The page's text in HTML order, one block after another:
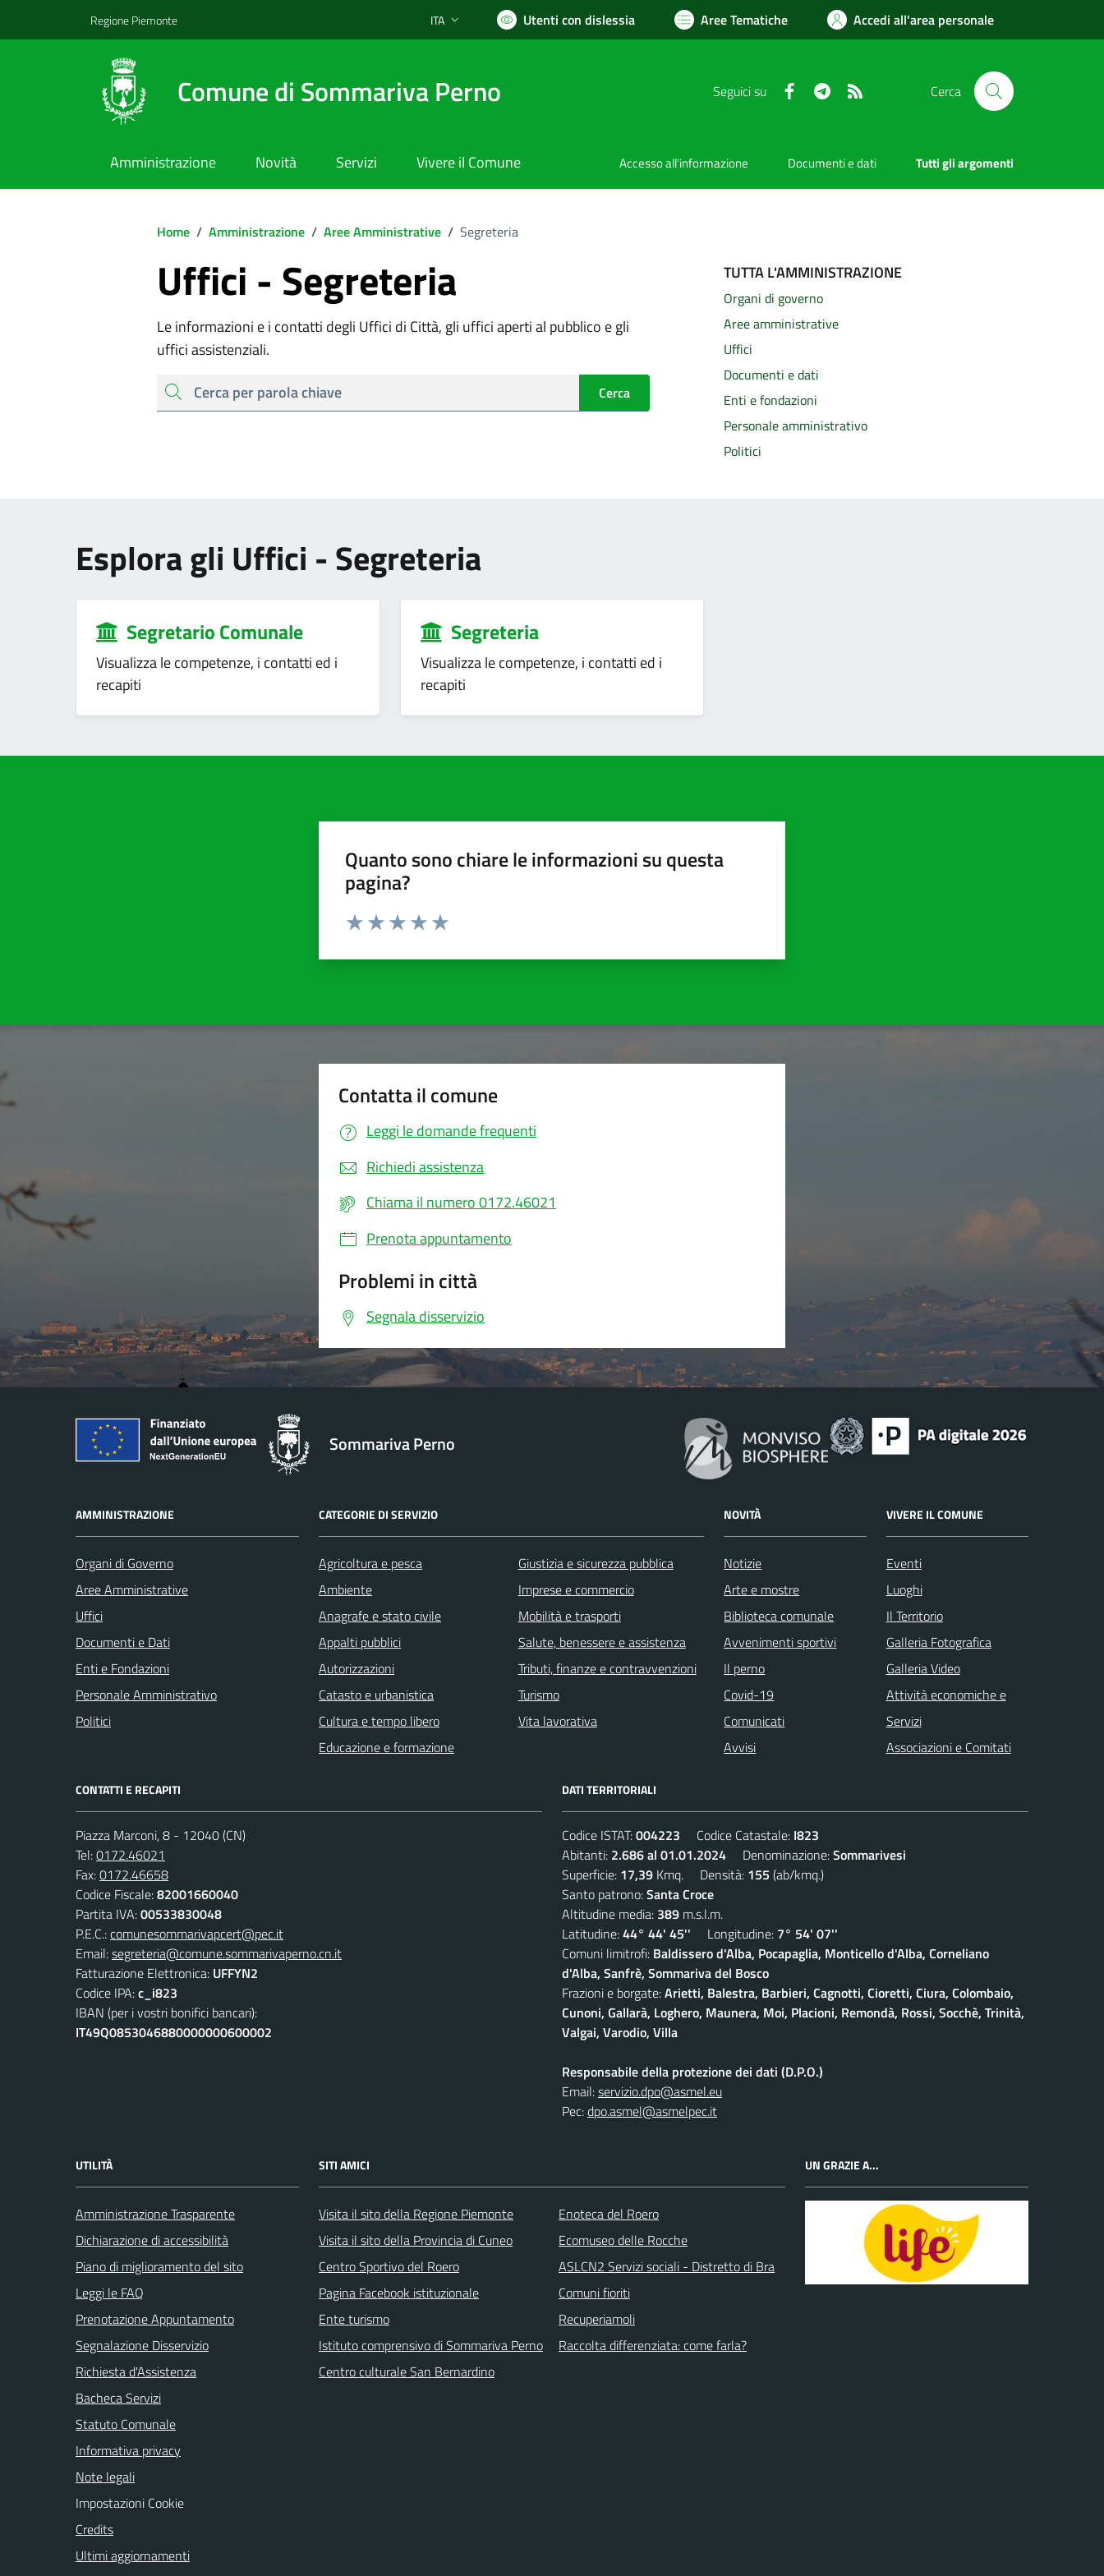
Regione Piemonte Lingua attiva:
ITA Utenti con dislessia Aree Tematiche Accedi all'area personale
Comune di Sommariva Perno Seguici su FacebookTelegram Cerca
Amministrazione Novità Servizi Vivere il Comune Accesso all'informazione Documenti e dati Tutti gli argomenti
Home / Amministrazione / Aree Amministrative / Segreteria
Uffici - Segreteria
Le informazioni e i contatti degli Uffici di Città, gli uffici aperti al pubblico e gli
uffici assistenziali.
cerca Cerca
TUTTA L'AMMINISTRAZIONE
Organi di governo
Aree amministrative
Uffici
Documenti e dati
Enti e fondazioni
Personale amministrativo
Politici
Esplora gli Uffici - Segreteria
Segretario Comunale
Visualizza le competenze, i contatti ed i
recapiti
Segreteria
Visualizza le competenze, i contatti ed i
recapiti
Quanto sono chiare le informazioni su questa
pagina?
Valuta da 1 a 5 stelle la pagina
Contatta il comune
Leggi le domande frequenti
Richiedi assistenza
Chiama il numero 0172.46021
Prenota appuntamento
Problemi in città
Segnala disservizio
Sommariva Perno
AMMINISTRAZIONE
Organi di Governo
Aree Amministrative
Uffici
Documenti e Dati
Enti e Fondazioni
Personale Amministrativo
Politici
CATEGORIE DI SERVIZIO
Agricoltura e pesca
Ambiente
Anagrafe e stato civile
Appalti pubblici
Autorizzazioni
Catasto e urbanistica
Cultura e tempo libero
Educazione e formazione
Giustizia e sicurezza pubblica
Imprese e commercio
Mobilità e trasporti
Salute, benessere e assistenza
Tributi, finanze e contravvenzioni
Turismo
Vita lavorativa
NOVITÀ
Notizie
Arte e mostre
Biblioteca comunale
Avvenimenti sportivi
Il perno
Covid-19
Comunicati
Avvisi
VIVERE IL COMUNE
Eventi
Luoghi
Il Territorio
Galleria Fotografica
Galleria Video
Attività economiche e
Servizi
Associazioni e Comitati
CONTATTI E RECAPITI
Piazza Marconi, 8 - 12040 (CN)
Tel:0172.46021
Fax:0172.46658
Codice Fiscale:82001660040
Partita IVA:00533830048
P.E.C.:comunesommarivapcert@pec.it
Email:segreteria@comune.sommarivaperno.cn.it
Fatturazione Elettronica: UFFYN2
Codice IPA:c_i823
IBAN (per i vostri bonifici bancari):
IT49Q0853046880000000600002
DATI TERRITORIALI
Codice ISTAT:004223 Codice Catastale: I823
Abitanti: 2.686 al 01.01.2024 Denominazione:Sommarivesi
Superficie: 17,39 Kmq. Densità: 155 (ab/kmq.)
Santo patrono:Santa Croce
Altitudine media: 389 m.s.l.m.
Latitudine:44° 44' 45'' Longitudine: 7° 54' 07''
Comuni limitrofi: Baldissero d'Alba, Pocapaglia, Monticello d'Alba, Corneliano
d'Alba, Sanfrè, Sommariva del Bosco
Frazioni e borgate:Arietti, Balestra, Barbieri, Cagnotti, Cioretti, Ciura, Colombaio,
Cunoni, Gallarà, Loghero, Maunera, Moi, Placioni, Remondà, Rossi, Socchè, Trinità,
Valgai, Varodio, Villa
Responsabile della protezione dei dati (D.P.O.)
Email:servizio.dpo@asmel.eu
Pec:dpo.asmel@asmelpec.it
UTILITÀ
Amministrazione Trasparente
Dichiarazione di accessibilità
Piano di miglioramento del sito
Leggi le FAQ
Prenotazione Appuntamento
Segnalazione Disservizio
Richiesta d'Assistenza
Bacheca Servizi
Statuto Comunale
Informativa privacy
Note legali
Impostazioni Cookie
Credits
Ultimi aggiornamenti
SITI AMICI
Visita il sito della Regione Piemonte
Visita il sito della Provincia di Cuneo
Centro Sportivo del Roero
Pagina Facebook istituzionale
Ente turismo
Istituto comprensivo di Sommariva Perno
Centro culturale San Bernardino
Enoteca del Roero
Ecomuseo delle Rocche
ASLCN2 Servizi sociali - Distretto di Bra
Comuni fioriti
Recuperiamoli
Raccolta differenziata: come farla?
UN GRAZIE A...